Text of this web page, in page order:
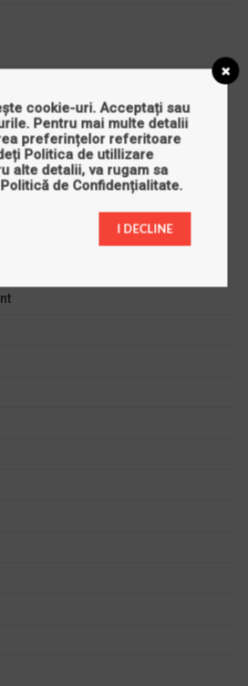
cookie-uri. Acceptați sau
Pentru mai multe detalii
preferințelor referitoare
Politica de utillizare
alte detalii, va rugam sa
Politică de Confidențialitate.
I DECLINE